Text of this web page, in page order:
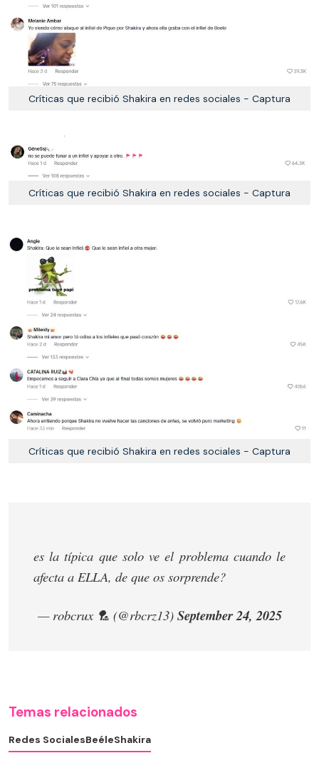
Críticas que recibió Shakira en redes sociales - Captura
Críticas que recibió Shakira en redes sociales - Captura
Críticas que recibió Shakira en redes sociales - Captura
es la típica que solo ve el problema cuando le
afecta a ELLA, de que os sorprende?
— robcrux 🏸 (@rbcrz13) September 24, 2025
Temas relacionados
Redes SocialesBeéleShakira